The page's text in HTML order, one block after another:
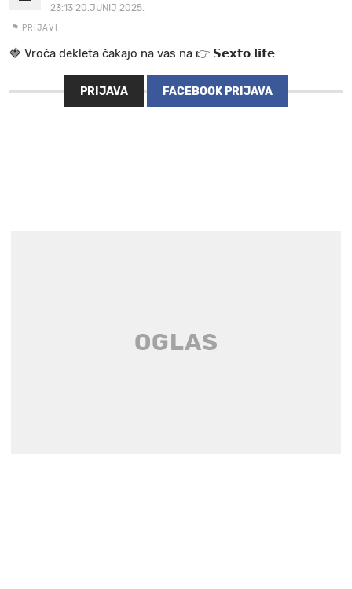
23:13 20.JUNIJ 2025.
PRIJAVI
🍓 V r o č a d e k l e t a ča k a jo na va s n a 👉 𝗦𝗲𝘅𝘁𝗼.𝗹𝗶𝗳𝗲
PRIJAVA FACEBOOK PRIJAVA